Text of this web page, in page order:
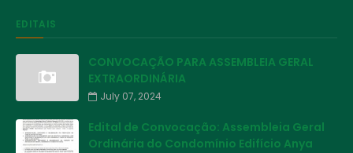
EDITAIS
CONVOCAÇÃO PARA ASSEMBLEIA GERAL
EXTRAORDINÁRIA
July 07, 2024
Edital de Convocação: Assembleia Geral
Ordinária do Condomínio Edifício Anya